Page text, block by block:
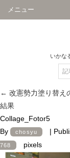
メニュー
いかな
← 改憲勢力塗り替
結果
Collage_Fotor5
By
chosyu |
768 pixels